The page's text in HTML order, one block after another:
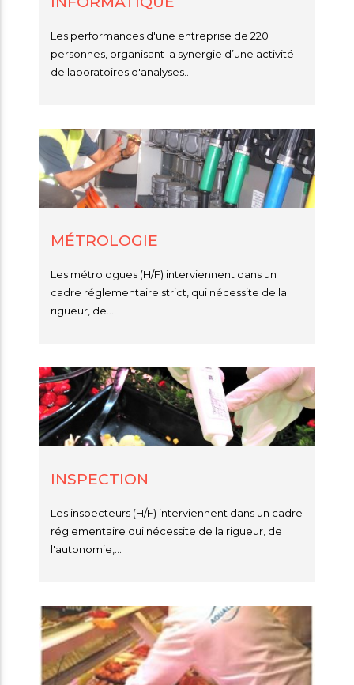
Les performances d'une entreprise de 220
personnes, organisant la synergie d’une activité
de laboratoires d'analyses...
MÉTROLOGIE
Les métrologues (H/F) interviennent dans un
cadre réglementaire strict, qui nécessite de la
rigueur, de...
INSPECTION
Les inspecteurs (H/F) interviennent dans un cadre
réglementaire qui nécessite de la rigueur, de
l'autonomie,...